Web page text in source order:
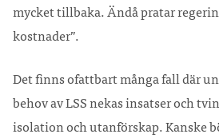
mycket tillbaka. Ändå pratar
kostnader”.
Det finns ofattbart många fall där
behov av LSS nekas insatser och
isolation och utanförskap. Kanske